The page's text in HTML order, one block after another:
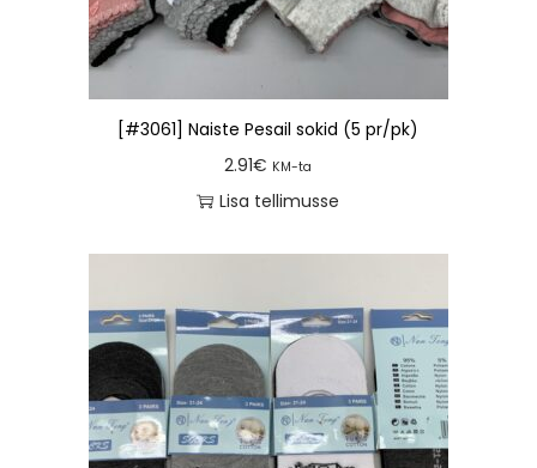
[#3061] Naiste Pesail sokid (5 pr/pk)
2.91€ KM-ta
Lisa tellimusse